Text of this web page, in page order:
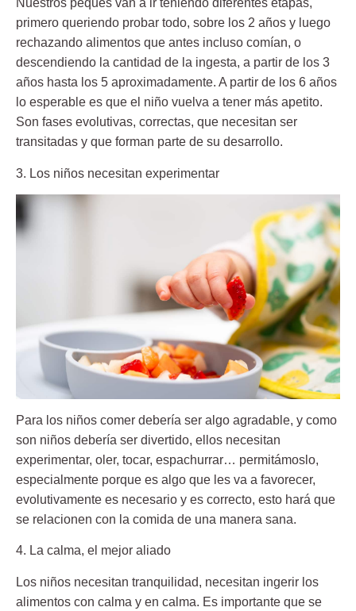
Nuestros peques van a ir teniendo diferentes etapas,
primero queriendo probar todo, sobre los 2 años y luego
rechazando alimentos que antes incluso comían, o
descendiendo la cantidad de la ingesta, a partir de los 3
años hasta los 5 aproximadamente. A partir de los 6 años
lo esperable es que el niño vuelva a tener más apetito.
Son fases evolutivas, correctas, que necesitan ser
transitadas y que forman parte de su desarrollo.
3. Los niños necesitan experimentar
Para los niños comer debería ser algo agradable, y como
son niños debería ser divertido, ellos necesitan
experimentar, oler, tocar, espachurrar… permitámoslo,
especialmente porque es algo que les va a favorecer,
evolutivamente es necesario y es correcto, esto hará que
se relacionen con la comida de una manera sana.
4. La calma, el mejor aliado
Los niños necesitan tranquilidad, necesitan ingerir los
alimentos con calma y en calma. Es importante que se